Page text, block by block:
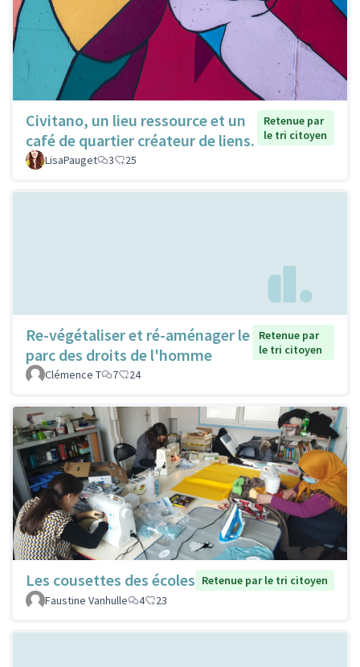
Civitano, un lieu ressource et un
café de quartier créateur de liens.
Retenue par
le tri citoyen
LisaPauget
3 25
Re-végétaliser et ré-aménager le
parc des droits de l'homme
Retenue par
le tri citoyen
Clémence T
7 24
Les cousettes des écoles Retenue par le tri citoyen
Faustine Vanhulle
4 23